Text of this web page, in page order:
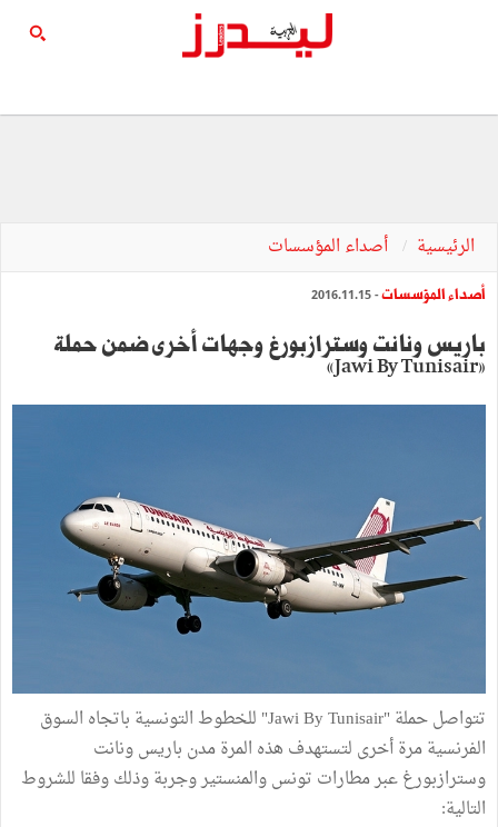
الرئيسية أصداء المؤسسات
أصداء المؤسسات- 2016.11.15
باريس ونانت وسترازبورغ وجهات أخرى ضمن حملة
»Jawi By Tunisair«
تتواصلحملة "
Jawi By Tunisair
" للخطوط التونسية باتجاه السوق
الفرنسيةمرةأخرى لتستهدف هذه المرةمدن باريسونانت
وسترازبورغعبرمطارات تونسوالمنستيروجربةوذلكوفقا للشروط
التالية: